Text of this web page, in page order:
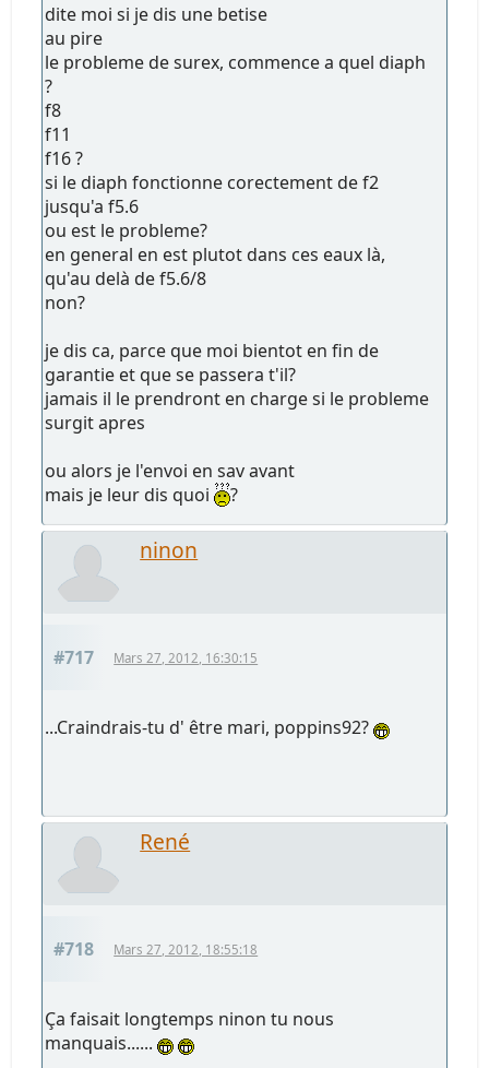
dite moi si je dis une betise
au pire
le probleme de surex, commence a quel diaph
?
f8
f11
f16 ?
si le diaph fonctionne corectement de f2
jusqu'a f5.6
ou est le probleme?
en general en est plutot dans ces eaux là,
qu'au delà de f5.6/8
non?
je dis ca, parce que moi bientot en fin de
garantie et que se passera t'il?
jamais il le prendront en charge si le probleme
surgit apres
ou alors je l'envoi en sav avant
mais je leur dis quoi
?
ninon
#717 Mars 27, 2012, 16:30:15
...Craindrais-tu d' être mari, poppins92?
René
#718 Mars 27, 2012, 18:55:18
Ça faisait longtemps ninon tu nous
manquais......